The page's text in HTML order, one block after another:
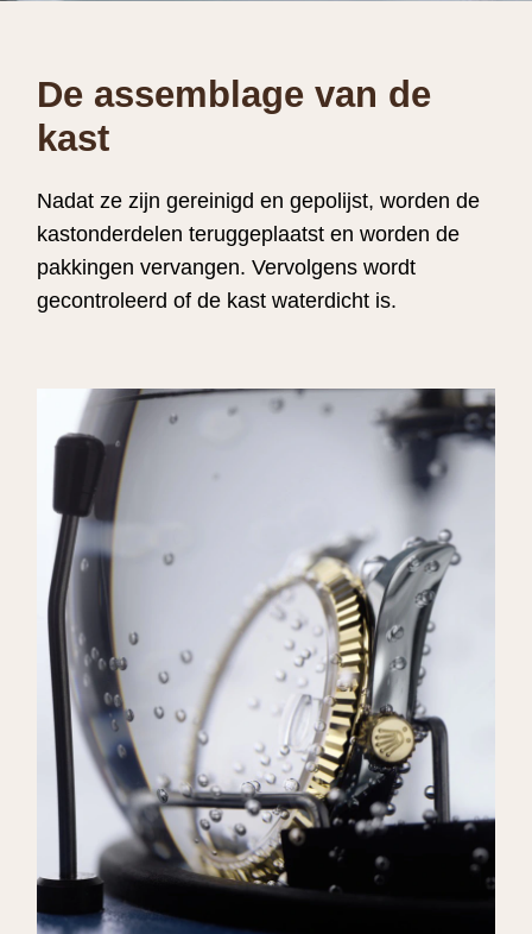
De assemblage van de
kast
Nadat ze zijn gereinigd en gepolijst, worden de
kastonderdelen teruggeplaatst en worden de
pakkingen vervangen. Vervolgens wordt
gecontroleerd of de kast waterdicht is.